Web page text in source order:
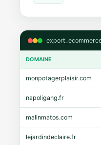
DOMAINE
monpotagerplaisir.com
napoligang.fr
malinmatos.com
lejardindeclaire.fr